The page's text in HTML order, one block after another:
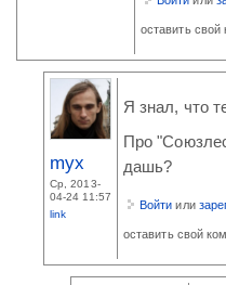
оставить свой
myx
Ср, 2013-
04-24 11:57
link
Я знал, что
Про
дашь?
Войти или
оставить свой